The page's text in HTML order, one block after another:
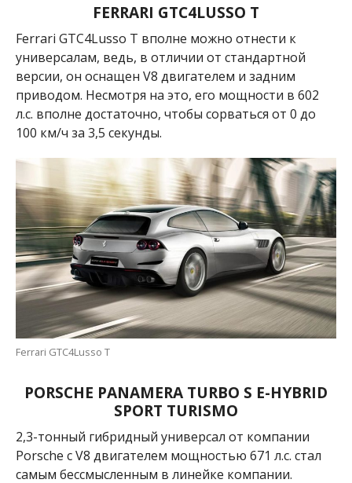
FERRARI GTC4LUSSO T
Ferrari GTC4Lusso T вполне можно отнести к
универсалам, ведь, в отличии от стандартной
версии, он оснащен V8 двигателем и задним
приводом. Несмотря на это, его мощности в 602
л.с. вполне достаточно, чтобы сорваться от 0 до
100 км/ч за 3,5 секунды.
Ferrari GTC4Lusso T
PORSCHE PANAMERA TURBO S E-HYBRID
SPORT TURISMO
2,3-тонный гибридный универсал от компании
Porsсhe с V8 двигателем мощностью 671 л.с. стал
самым бессмысленным в линейке компании.